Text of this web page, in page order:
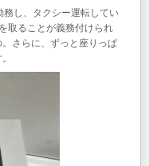
し、タクシー運転してい
取ることが義務付けられ
さらに、ずっと座りっぱ